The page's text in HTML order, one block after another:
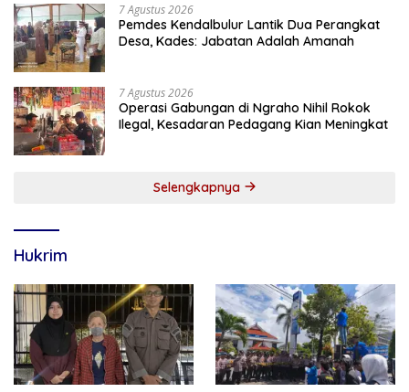
7 Agustus 2026
Pemdes Kendalbulur Lantik Dua Perangkat
Desa, Kades: Jabatan Adalah Amanah
7 Agustus 2026
Operasi Gabungan di Ngraho Nihil Rokok
Ilegal, Kesadaran Pedagang Kian Meningkat
Selengkapnya
Hukrim